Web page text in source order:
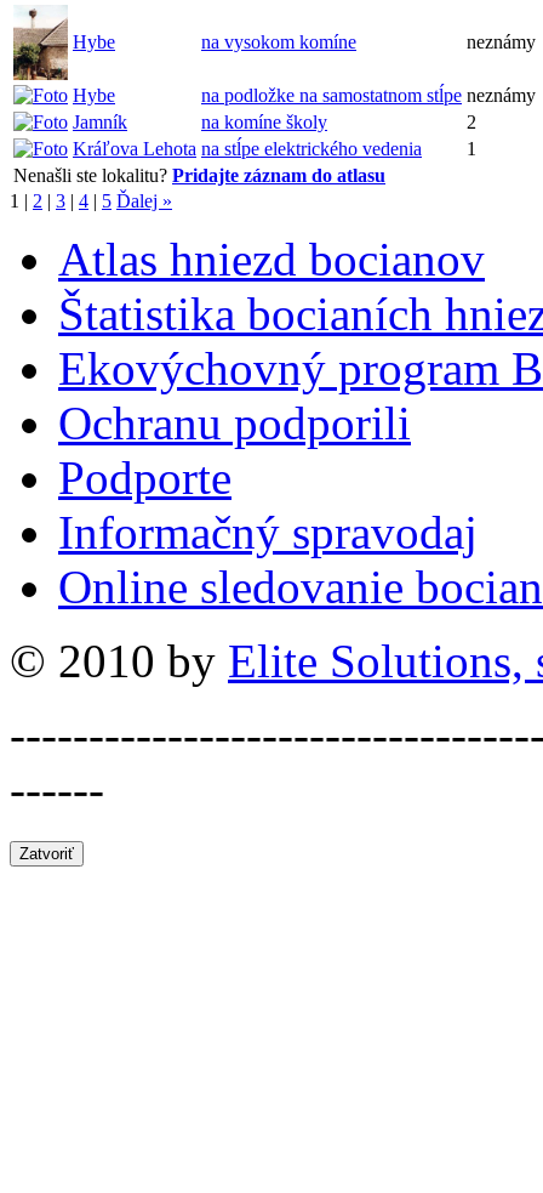
Hybe na vysokom komíne neznámy
Hybe na podložke na samostatnom stĺpe neznámy
Jamník
na komíne školy
2
Kráľova Lehota na stĺpe elektrického vedenia
1
Nenašli ste lokalitu? Pridajte záznam do atlasu
1 | 2 | 3 | 4 | 5 Ďalej »
Atlas hniezd bocianov
Štatistika bocianích
Ekovýchovný program
Ochranu podporili
Podporte
Informačný spravodaj
Online sledovanie
© 2010 by Elite Solutions,
------